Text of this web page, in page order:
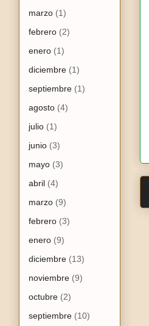
marzo (1)
febrero (2)
enero (1)
diciembre (1)
septiembre (1)
agosto (4)
julio (1)
junio (3)
mayo (3)
abril (4)
marzo (9)
febrero (3)
enero (9)
diciembre (13)
noviembre (9)
octubre (2)
septiembre (10)